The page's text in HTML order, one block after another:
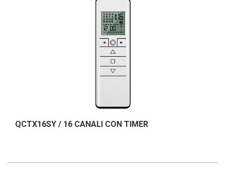
QCTX16SY / 16 CANALI CON TIMER